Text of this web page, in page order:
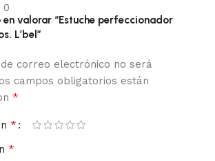
0
en valorar “Estuche perfeccionador
L’bel”
de correo electrónico no será
campos obligatorios están
*
*
*